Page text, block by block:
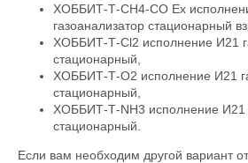
ХОББИТ-Т-CH4-CO Ex
газоанализатор стационарный
ХОББИТ-Т-Cl2 исполнение И21
стационарный,
ХОББИТ-Т-O2 исполнение И21
стационарный,
ХОББИТ-Т-NH3 исполнение И21
стационарный.
Если вам необходим другой вариант